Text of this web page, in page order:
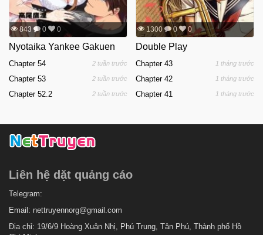
843 0 0
Nyotaika Yankee Gakuen
Chapter 54 2 tuần trước
Chapter 53 2 tuần trước
Chapter 52.2 2 tuần trước
1300 0 0
Double Play
Chapter 43 1 tháng trước
Chapter 42 1 tháng trước
Chapter 41 1 tháng trước
Liên hệ dặt quảng cáo
Telegram:
Email: nettruyennorg@gmail.com
Địa chỉ: 19/6/9 Hoàng Xuân Nhị, Phú Trung, Tân Phú, Thành phố Hồ